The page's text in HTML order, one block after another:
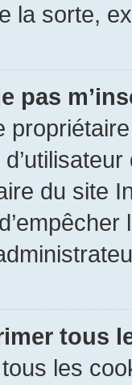
la sorte,
pas
du site
tous
tous les